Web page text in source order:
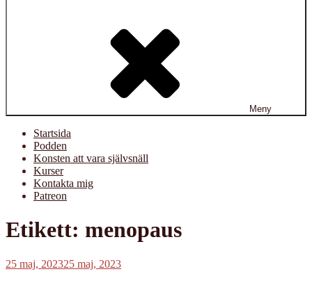
Meny
Startsida
Podden
Konsten att vara självsnäll
Kurser
Kontakta mig
Patreon
Etikett: menopaus
Publicerat
25 maj, 202325 maj, 2023